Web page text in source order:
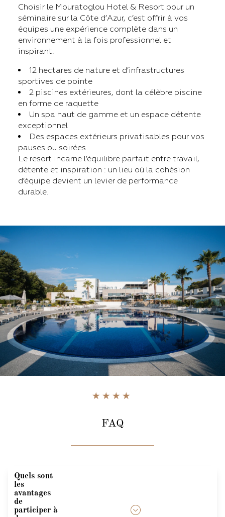
Choisir le Mouratoglou Hotel & Resort pour un
séminaire sur la Côte d’Azur, c’est offrir à vos
équipes une expérience complète dans un
environnement à la fois professionnel et
inspirant.
12 hectares de nature et d’infrastructures
sportives de pointe
2 piscines extérieures, dont la célèbre piscine
en forme de raquette
Un spa haut de gamme et un espace détente
exceptionnel
Des espaces extérieurs privatisables pour vos
pauses ou soirées
Le resort incarne l’équilibre parfait entre travail,
détente et inspiration : un lieu où la cohésion
d’équipe devient un levier de performance
durable.
FAQ
Quels sont
les
avantages
de
participer à